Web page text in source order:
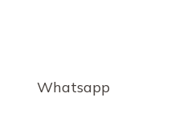
Whatsapp